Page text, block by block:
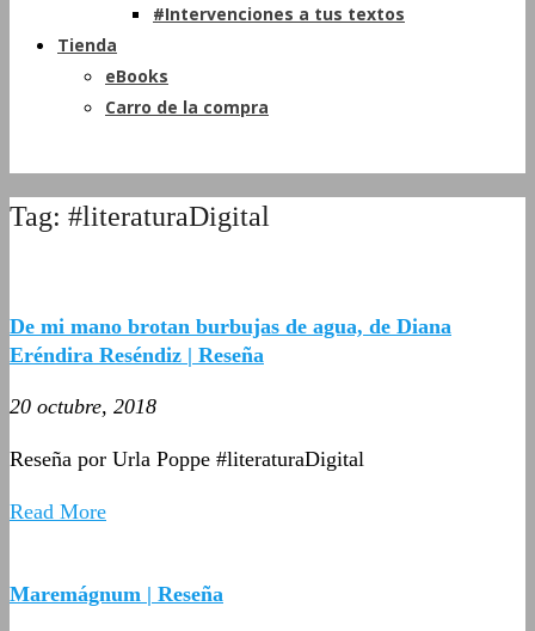
#Intervenciones a tus textos
Tienda
eBooks
Carro de la compra
Tag: #literaturaDigital
De mi mano brotan burbujas de agua, de Diana
Eréndira Reséndiz | Reseña
20 octubre, 2018
Reseña por Urla Poppe #literaturaDigital
Read More
Maremágnum | Reseña